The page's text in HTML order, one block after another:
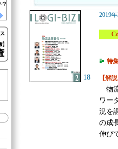
2019
特
18 【解
物
ワー
況を
の成
伸び